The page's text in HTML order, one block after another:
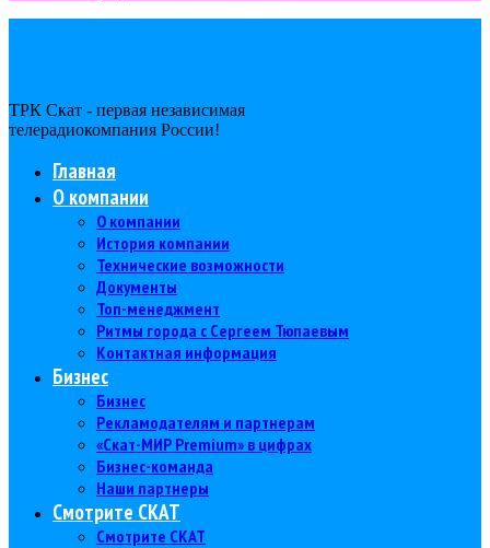
ТРК Скат - первая независимая
телерадиокомпания Роcсии!
Главная
О компании
О компании
История компании
Технические возможности
Документы
Топ-менеджмент
Ритмы города с Сергеем Тюпаевым
Контактная информация
Бизнес
Бизнес
Рекламодателям и партнерам
«Скат-МИР Premium» в цифрах
Бизнес-команда
Наши партнеры
Смотрите СКАТ
Смотрите СКАТ